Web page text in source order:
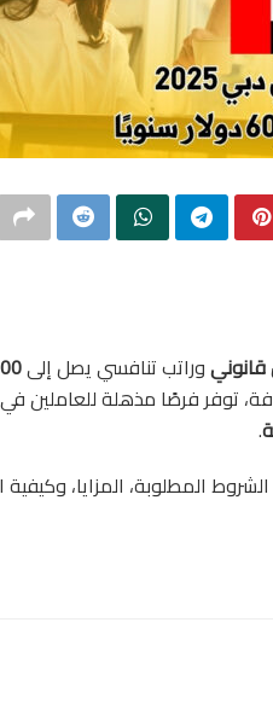
وراتب تنافسي يصل إلى
توفر فرصًا مذهلة للعاملين
.
المطلوبة، المزايا،